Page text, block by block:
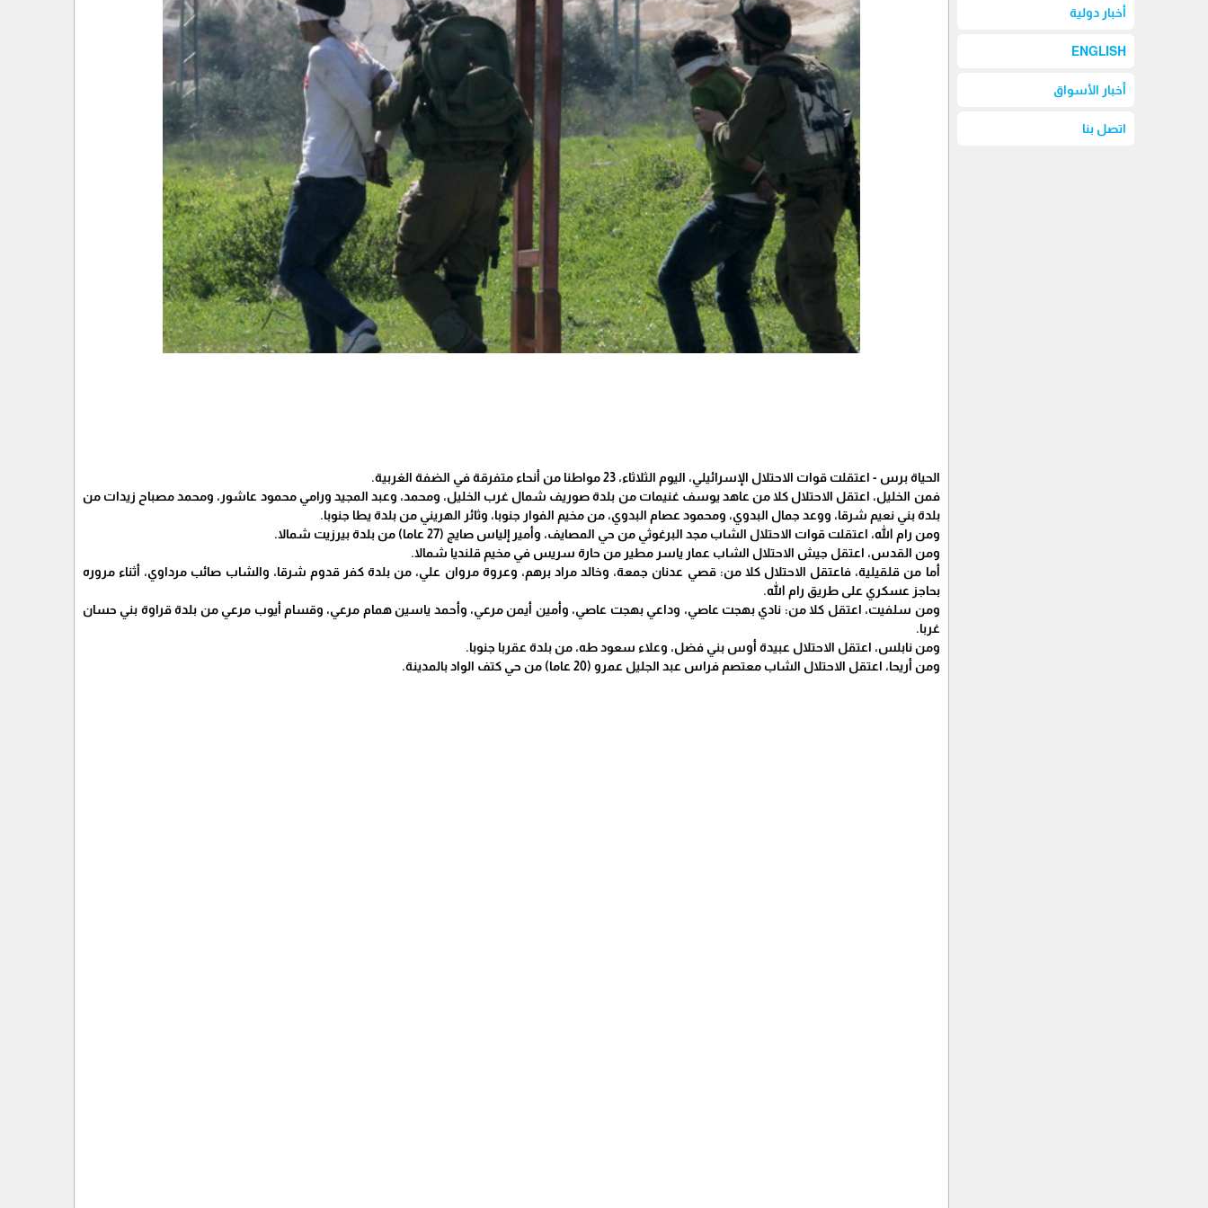
أخبار دولية
ENGLISH
أخبار الأسواق
اتصل بنا
الحياة برس - اعتقلت قوات الاحتلال الإسرائيلي، اليوم الثلاثاء، 23 مواطنا من أنحاء متفرقة في الضفة الغربية.
فمن الخليل، اعتقل الاحتلال كلا من عاهد يوسف غنيمات من بلدة صوريف شمال غرب الخليل، ومحمد، وعبد المجيد ورامي محمود عاشور، ومحمد مصباح زيدات من
بلدة بني نعيم شرقا، ووعد جمال البدوي، ومحمود عصام البدوي، من مخيم الفوار جنوبا، وثائر الهريني من بلدة يطا جنوبا.
ومن رام الله، اعتقلت قوات الاحتلال الشاب مجد البرغوثي من حي المصايف، وأمير إلياس صايج (27 عاما) من بلدة بيرزيت شمالا.
ومن القدس، اعتقل جيش الاحتلال الشاب عمار ياسر مطير من حارة سريس في مخيم قلنديا شمالا.
أما من قلقيلية، فاعتقل الاحتلال كلا من: قصي عدنان جمعة، وخالد مراد برهم، وعروة مروان علي، من بلدة كفر قدوم شرقا، والشاب صائب مرداوي، أثناء مروره
بحاجز عسكري على طريق رام الله.
ومن سلفيت، اعتقل كلا من: نادي بهجت عاصي، وداعي بهجت عاصي، وأمين أيمن مرعي، وأحمد ياسين همام مرعي، وقسام أيوب مرعي من بلدة قراوة بني حسان
غربا.
ومن نابلس، اعتقل الاحتلال عبيدة أوس بني فضل، وعلاء سعود طه، من بلدة عقربا جنوبا.
ومن أريحا، اعتقل الاحتلال الشاب معتصم فراس عبد الجليل عمرو (20 عاما) من حي كتف الواد بالمدينة.